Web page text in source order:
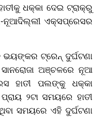
ଧକ୍କା ଦେଇ ଟ୍ରାକ୍ରୁ
ନୂଆଦିଲ୍ଲୀ ଏକ୍ସପ୍ରେସର
ଭୟଙ୍କର ଟ୍ରେନ୍ ଦୁର୍ଘଟଣା
ଅଞ୍ଚଳରେ ନୂଆ
ହାତୀ ପଲଙ୍କୁ ଧକ୍କା
୨ଟା ସମୟରେ ହାତୀ
ସମୟରେ ଏହି ଦୁର୍ଘଟଣା